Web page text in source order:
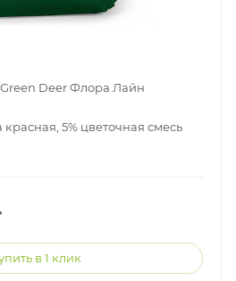
Deer Флора Лайн
5% цветочная смесь
в 1 клик